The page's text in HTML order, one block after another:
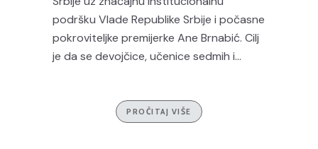
podršku Vlade Republike Srbije i počasne
pokroviteljke premijerke Ane Brnabić. Cilj
je da se devojčice, učenice sedmih i...
PROČITAJ VIŠE